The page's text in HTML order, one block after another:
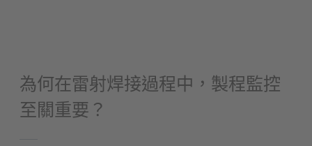
為何在雷射焊接過程中，製程監控
至關重要？